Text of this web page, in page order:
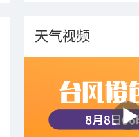
天气视频